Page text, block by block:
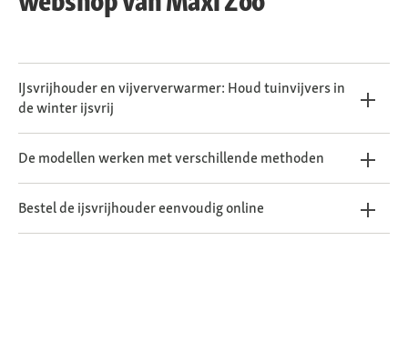
IJsvrijhouder en vijververwarmer: Houd tuinvijvers in
de winter ijsvrij
De modellen werken met verschillende methoden
Bestel de ijsvrijhouder eenvoudig online